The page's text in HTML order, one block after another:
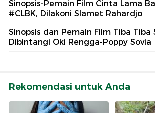
Sinopsis-Pemain Film Cinta Lama
#CLBK, Dilakoni Slamet Rahardjo
Sinopsis dan Pemain Film Tiba Tiba
Dibintangi Oki Rengga-Poppy Sovia
Rekomendasi untuk Anda